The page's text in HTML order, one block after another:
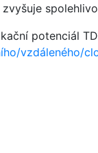
potenciál
vzdáleného/